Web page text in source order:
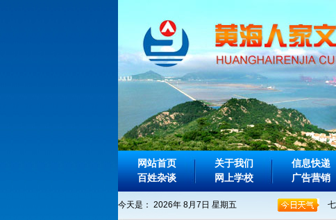
网站首页 关于我们 信息快递
百姓杂谈
网上学校 广告营销
今天是： 2026年 8月7日 星期五